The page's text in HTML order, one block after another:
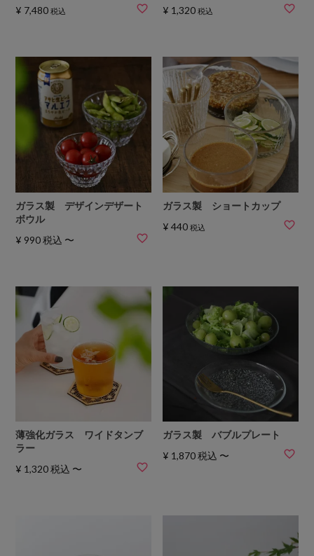
¥ 7,480 税込 ¥ 1,320 税込
ガラス製 デザインデザート
ボウル
¥ 990 税込 〜
ガラス製 ショートカップ
¥ 440 税込
薄強化ガラス ワイドタンブ
ラー
¥ 1,320 税込 〜
ガラス製 バブルプレート
¥ 1,870税込 〜